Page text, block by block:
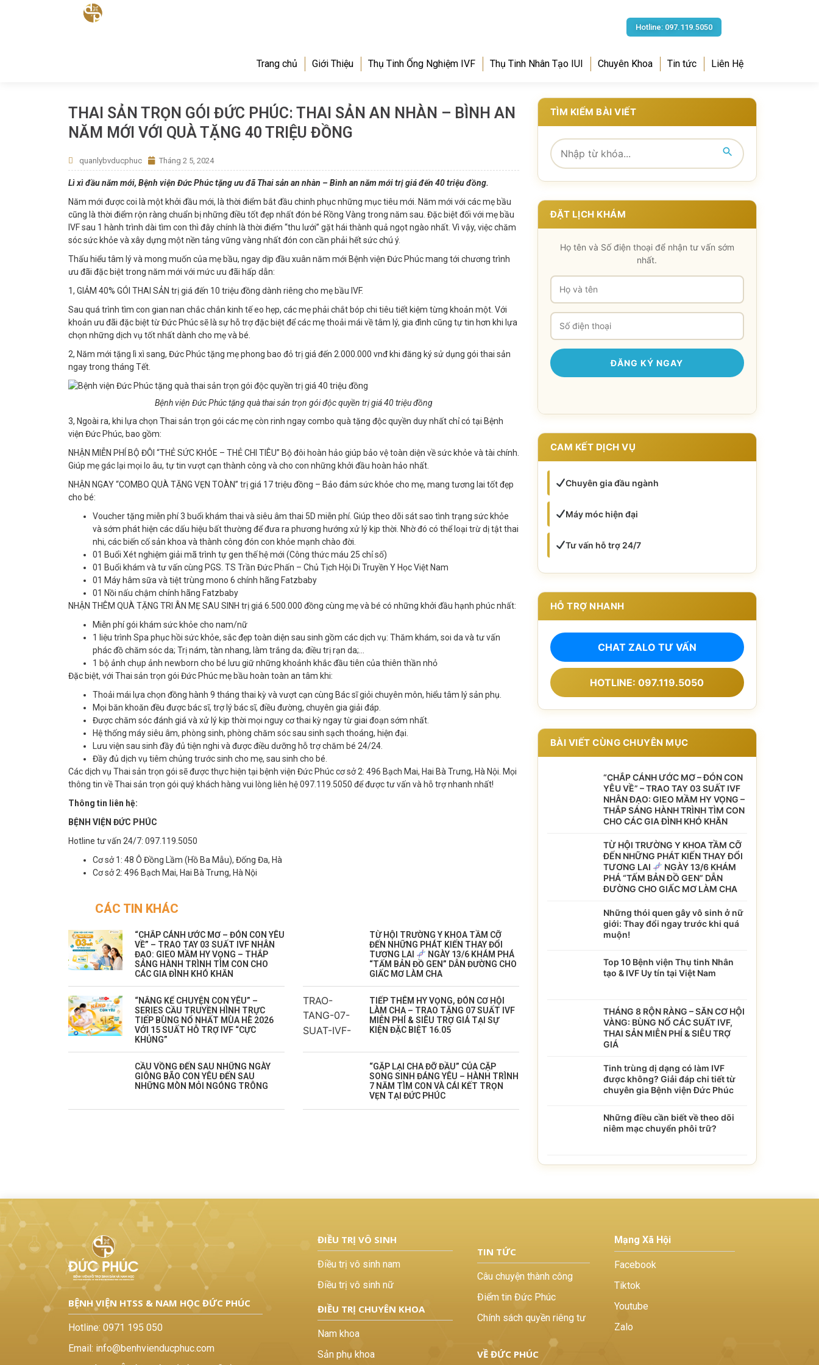
Hotline: 097.119.5050
Trang chủ Giới Thiệu Thụ Tinh Ống Nghiệm IVF Thụ Tinh Nhân Tạo IUI Chuyên Khoa Tin tức Liên Hệ
THAI SẢN TRỌN GÓI ĐỨC PHÚC: THAI SẢN AN NHÀN – BÌNH AN
NĂM MỚI VỚI QUÀ TẶNG 40 TRIỆU ĐỒNG
quanlybvducphuc Tháng 2 5, 2024
Lì xì đầu năm mới, Bệnh viện Đức Phúc tặng ưu đã Thai sản an nhàn – Bình an năm mới trị giá đến 40 triệu đồng.
Năm mới được coi là một khởi đầu mới, là thời điểm bắt đầu chinh phục những mục tiêu mới. Năm mới với các mẹ bầu
cũng là thời điểm rộn ràng chuẩn bị những điều tốt đẹp nhất đón bé Rồng Vàng trong năm sau. Đặc biệt đối với mẹ bầu
IVF sau 1 hành trình dài tìm con thì đây chính là thời điểm “thu lưới” gặt hái thành quả ngọt ngào nhất. Vì vậy, việc chăm
sóc sức khỏe và xây dựng một nền tảng vững vàng nhất đón con cần phải hết sức chú ý.
Thấu hiểu tâm lý và mong muốn của mẹ bầu, ngay dịp đầu xuân năm mới Bệnh viện Đức Phúcmang tới chương trình
ưu đãi đặc biệt trong năm mới với mức ưu đãi hấp dẫn:
1, GIẢM 40% GÓI THAI SẢN trị giá đến 10 triệu đồng dành riêng cho mẹ bầu IVF.
Sau quá trình tìm con gian nan chắc chắn kinh tế eo hẹp, các mẹ phải chắt bóp chi tiêu tiết kiệm từng khoản một. Với
khoản ưu đãi đặc biệt từ Đức Phúc sẽ là sự hỗ trợ đặc biệt để các mẹ thoải mái về tâm lý, gia đình cũng tự tin hơn khi lựa
chọn những dịch vụ tốt nhất dành cho mẹ và bé.
2, Năm mới tặng lì xì sang, Đức Phúc tặng mẹ phong bao đỏ trị giá đến 2.000.000 vnđ khi đăng ký sử dụng gói thai sản
ngay trong tháng Tết.
Bệnh viện Đức Phúc tặng quà thai sản trọn gói độc quyền trị giá 40 triệu đồng
3, Ngoài ra, khi lựa chọn Thai sản trọn gói các mẹ còn rinh ngay combo quà tặng độc quyền duy nhất chỉ có tại Bệnh
viện Đức Phúc, bao gồm:
NHẬN MIỄN PHÍ BỘ ĐÔI “THẺ SỨC KHỎE – THẺ CHI TIÊU” Bộ đôi hoàn hảo giúp bảo vệ toàn diện về sức khỏe và tài chính.
Giúp mẹ gác lại mọi lo âu, tự tin vượt cạn thành công và cho con những khởi đầu hoàn hảo nhất.
NHẬN NGAY “COMBO QUÀ TẶNG VẸN TOÀN” trị giá 17 triệu đồng – Bảo đảm sức khỏe cho mẹ, mang tương lai tốt đẹp
cho bé:
Voucher tặng miễn phí 3 buổi khám thai và siêu âm thai 5D miễn phí. Giúp theo dõi sát sao tình trạng sức khỏe
và sớm phát hiện các dấu hiệu bất thường để đưa ra phương hướng xử lý kịp thời. Nhờ đó có thể loại trừ dị tật thai
nhi, các biến cố sản khoa và thành công đón con khỏe mạnh chào đời.
01 Buổi Xét nghiệm giải mã trình tự gen thế hệ mới (Công thức máu 25 chỉ số)
01 Buổi khám và tư vấn cùng PGS. TS Trần Đức Phấn – Chủ Tịch Hội Di Truyền Y Học Việt Nam
01 Máy hâm sữa và tiệt trùng mono 6 chính hãng Fatzbaby
01 Nồi nấu chậm chính hãng Fatzbaby
NHẬN THÊM QUÀ TẶNG TRI ÂN MẸ SAU SINH trị giá 6.500.000 đồng cùng mẹ và bé có những khởi đầu hạnh phúc nhất:
Miễn phí gói khám sức khỏe cho nam/nữ
1 liệu trình Spa phục hồi sức khỏe, sắc đẹp toàn diện sau sinh gồm các dịch vụ: Thăm khám, soi da và tư vấn
phác đồ chăm sóc da; Trị nám, tàn nhang, làm trắng da; điều trị rạn da;…
1 bộ ảnh chụp ảnh newborn cho bé lưu giữ những khoảnh khắc đầu tiên của thiên thần nhỏ
Đặc biệt, với Thai sản trọn gói Đức Phúc mẹ bầu hoàn toàn an tâm khi:
Thoải mái lựa chọn đồng hành 9 tháng thai kỳ và vượt cạn cùng Bác sĩ giỏi chuyên môn, hiểu tâm lý sản phụ.
Mọi băn khoăn đều được bác sĩ, trợ lý bác sĩ, điều đường, chuyên gia giải đáp.
Được chăm sóc đánh giá và xử lý kịp thời mọi nguy cơ thai kỳ ngay từ giai đoạn sớm nhất.
Hệ thống máy siêu âm, phòng sinh, phòng chăm sóc sau sinh sạch thoáng, hiện đại.
Lưu viện sau sinh đầy đủ tiện nghi và được điều dưỡng hỗ trợ chăm bé 24/24.
Đầy đủ dịch vụ tiêm chủng trước sinh cho mẹ, sau sinh cho bé.
Các dịch vụ Thai sản trọn gói sẽ được thực hiện tại bệnh viện Đức Phúc cơ sở 2: 496 Bạch Mai, Hai Bà Trưng, Hà Nội. Mọi
thông tin về Thai sản trọn gói quý khách hàng vui lòng liên hệ 097.119.5050 để được tư vấn và hỗ trợ nhanh nhất!
Thông tin liên hệ:
BỆNH VIỆN ĐỨC PHÚC
Hotline tư vấn 24/7: 097.119.5050
Cơ sở 1: 48 Ô Đồng Lầm (Hồ Ba Mẫu), Đống Đa, Hà
Cơ sở 2: 496 Bạch Mai, Hai Bà Trưng, Hà Nội
CÁC TIN KHÁC
“CHẮP CÁNH ƯỚC MƠ – ĐÓN CON YÊU
VỀ” – TRAO TAY 03 SUẤT IVF NHÂN
ĐẠO: GIEO MẦM HY VỌNG – THẮP
SÁNG HÀNH TRÌNH TÌM CON CHO
CÁC GIA ĐÌNH KHÓ KHĂN
TỪ HỘI TRƯỜNG Y KHOA TẦM CỠ
ĐẾN NHỮNG PHÁT KIẾN THAY ĐỔI
TƯƠNG LAI
NGÀY 13/6 KHÁM PHÁ
“TẤM BẢN ĐỒ GEN” DẪN ĐƯỜNG CHO
GIẤC MƠ LÀM CHA
“NẮNG KỂ CHUYỆN CON YÊU” –
SERIES CẦU TRUYỀN HÌNH TRỰC
TIẾP BÙNG NỔ NHẤT MÙA HÈ 2026
VỚI 15 SUẤT HỖ TRỢ IVF “CỰC
KHỦNG”
TIẾP THÊM HY VỌNG, ĐÓN CƠ HỘI
LÀM CHA – TRAO TẶNG 07 SUẤT IVF
MIỄN PHÍ & SIÊU TRỢ GIÁ TẠI SỰ
KIỆN ĐẶC BIỆT 16.05
CẦU VỒNG ĐẾN SAU NHỮNG NGÀY
GIÔNG BÃO CON YÊU ĐẾN SAU
NHỮNG MÒN MỎI NGÓNG TRÔNG
️“GẶP LẠI CHA ĐỠ ĐẦU” CỦA CẶP
SONG SINH ĐÁNG YÊU – HÀNH TRÌNH
7 NĂM TÌM CON VÀ CÁI KẾT TRỌN
VẸN TẠI ĐỨC PHÚC
TÌM KIẾM BÀI VIẾT
ĐẶT LỊCH KHÁM
Họ tên và Số điện thoại để nhận tư vấn sớm
nhất.
CAM KẾT DỊCH VỤ
Chuyên gia đầu ngành
Máy móc hiện đại
Tư vấn hỗ trợ 24/7
HỖ TRỢ NHANH
CHAT ZALO TƯ VẤN
HOTLINE: 097.119.5050
BÀI VIẾT CÙNG CHUYÊN MỤC
“CHẮP CÁNH ƯỚC MƠ – ĐÓN CON
YÊU VỀ” – TRAO TAY 03 SUẤT IVF
NHÂN ĐẠO: GIEO MẦM HY VỌNG –
THẮP SÁNG HÀNH TRÌNH TÌM CON
CHO CÁC GIA ĐÌNH KHÓ KHĂN
TỪ HỘI TRƯỜNG Y KHOA TẦM CỠ
ĐẾN NHỮNG PHÁT KIẾN THAY ĐỔI
TƯƠNG LAI
NGÀY 13/6 KHÁM
PHÁ “TẤM BẢN ĐỒ GEN” DẪN
ĐƯỜNG CHO GIẤC MƠ LÀM CHA
Những thói quen gây vô sinh ở nữ
giới: Thay đổi ngay trước khi quá
muộn!
Top 10 Bệnh viện Thụ tinh Nhân
tạo & IVF Uy tín tại Việt Nam
THÁNG 8 RỘN RÀNG – SĂN CƠ HỘI
VÀNG: BÙNG NỔ CÁC SUẤT IVF,
THAI SẢN MIỄN PHÍ & SIÊU TRỢ
GIÁ
Tinh trùng dị dạng có làm IVF
được không? Giải đáp chi tiết từ
chuyên gia Bệnh viện Đức Phúc
Những điều cần biết về theo dõi
niêm mạc chuyển phôi trữ?
BỆNH VIỆN HTSS & NAM HỌC ĐỨC PHÚC
Hotline: 0971 195 050
Email: info@benhvienducphuc.com
ĐIỀU TRỊ VÔ SINH
Điều trị vô sinh nam
Điều trị vô sinh nữ
ĐIỀU TRỊ CHUYÊN KHOA
Nam khoa
Sản phụ khoa
TIN TỨC
Câu chuyện thành công
Điểm tin Đức Phúc
Chính sách quyền riêng tư
VỀ ĐỨC PHÚC
Mạng Xã Hội
Facebook
Tiktok
Youtube
Zalo